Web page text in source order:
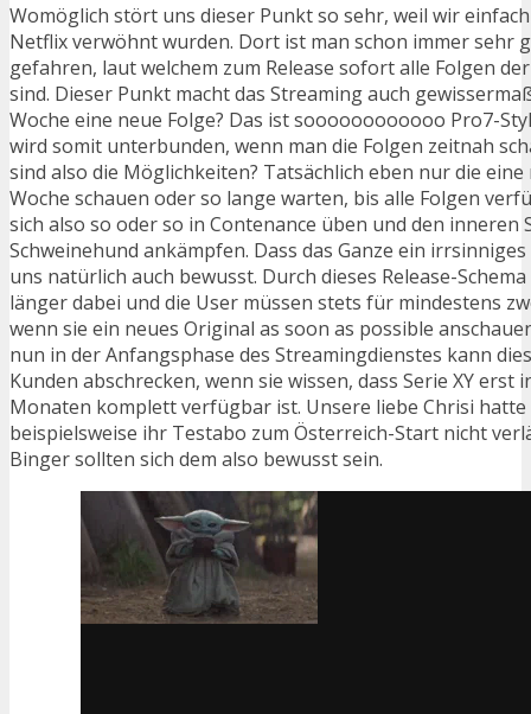
Womöglich stört uns dieser Punkt so sehr, weil wir
Netflix verwöhnt wurden. Dort ist man schon immer sehr
gefahren, laut welchem zum Release sofort alle Folgen
sind. Dieser Punkt macht das Streaming auch
Woche eine neue Folge? Das ist soooooooooooo Pro7-
wird somit unterbunden, wenn man die Folgen zeitnah
sind also die Möglichkeiten? Tatsächlich eben nur die
Woche schauen oder so lange warten, bis alle Folgen
sich also so oder so in Contenance üben und den inneren
Schweinehund ankämpfen. Dass das Ganze ein
uns natürlich auch bewusst. Durch dieses Release-
länger dabei und die User müssen stets für mindestens
wenn sie ein neues Original as soon as possible
nun in der Anfangsphase des Streamingdienstes kann
Kunden abschrecken, wenn sie wissen, dass Serie XY erst
Monaten komplett verfügbar ist. Unsere liebe Chrisi hatte
beispielsweise ihr Testabo zum Österreich-Start nicht
Binger sollten sich dem also bewusst sein.